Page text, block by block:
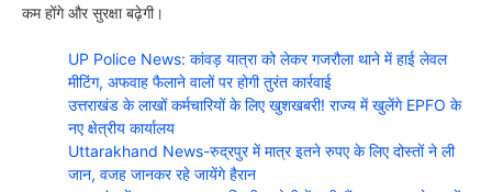
कम होंगे और सुरक्षा बढ़ेगी।
UP Police News: कांवड़ यात्रा को लेकर गजरौला थाने में हाई लेवल
मीटिंग, अफवाह फैलाने वालों पर होगी तुरंत कार्रवाई
उत्तराखंड के लाखों कर्मचारियों के लिए खुशखबरी! राज्य में खुलेंगे EPFO के
नए क्षेत्रीय कार्यालय
Uttarakhand News-रुद्रपुर में मात्र इतने रुपए के लिए दोस्तों ने ली
जान, वजह जानकर रहे जायेंगे हैरान